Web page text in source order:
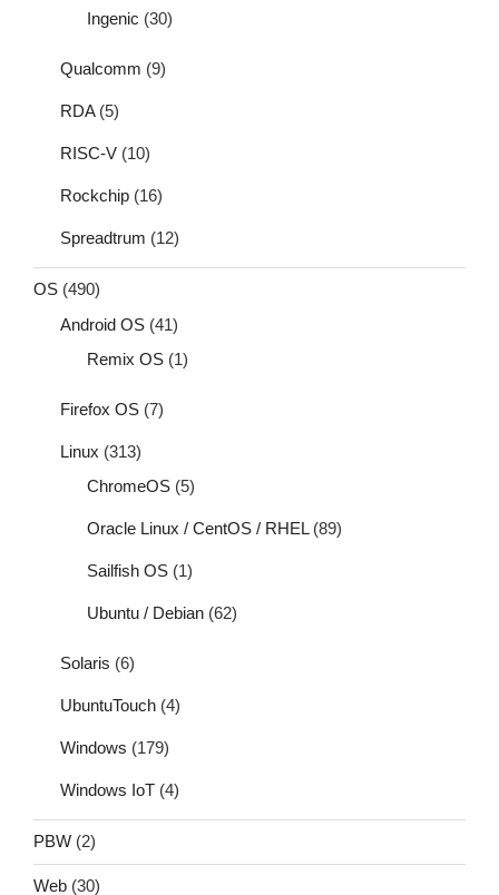
Ingenic (30)
Qualcomm (9)
RDA(5)
RISC-V (10)
Rockchip (16)
Spreadtrum (12)
OS (490)
Android OS (41)
Remix OS (1)
Firefox OS (7)
Linux (313)
ChromeOS (5)
Oracle Linux / CentOS / RHEL(89)
Sailfish OS (1)
Ubuntu / Debian (62)
Solaris (6)
UbuntuTouch (4)
Windows (179)
Windows IoT (4)
PBW (2)
Web (30)